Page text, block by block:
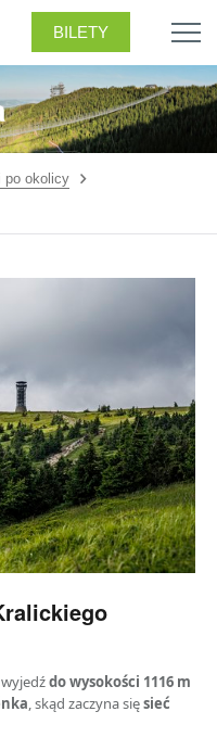
BILETY
po okolicy
do wysokości 1116 m
, skąd zaczyna sięsieć